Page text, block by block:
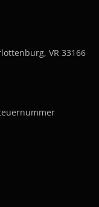
VR 33166